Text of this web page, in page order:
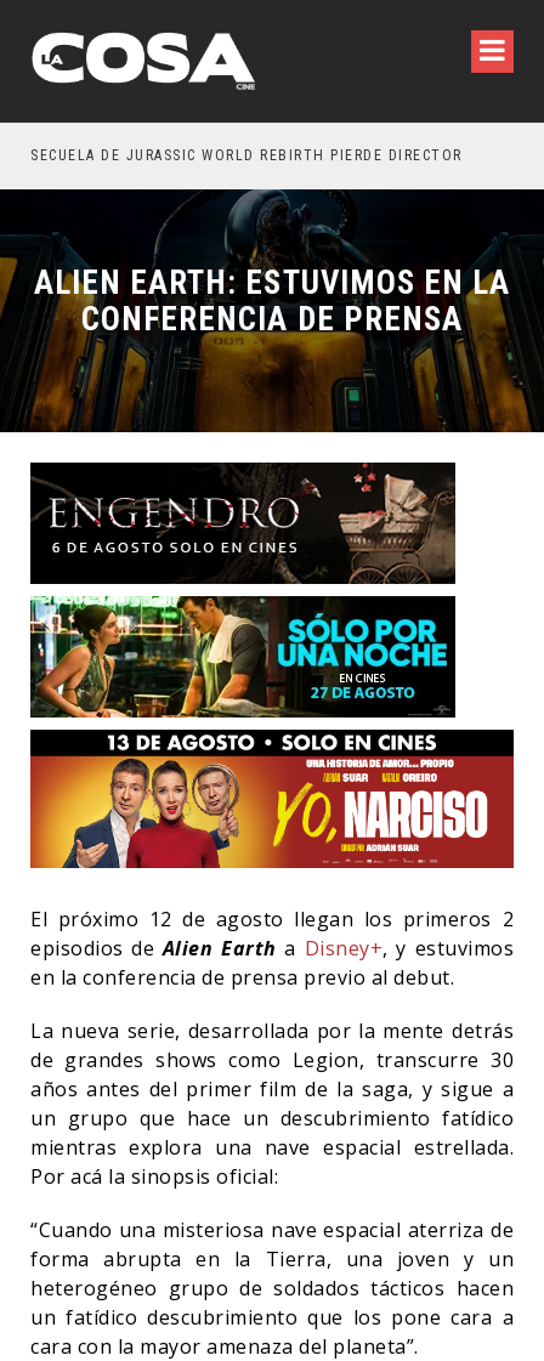
SECUELA DE JURASSIC WORLD REBIRTH PIERDE DIRECTOR
ALIEN EARTH: ESTUVIMOS EN LA
CONFERENCIA DE PRENSA
El próximo 12 de agosto llegan los primeros 2
episodios deAlien Earth a Disney+, y estuvimos
en la conferencia de prensa previo al debut.
La nueva serie, desarrollada por la mente detrás
de grandes shows como Legion, transcurre 30
años antes del primer film de la saga, y sigue a
un grupo que hace un descubrimiento fatídico
mientras explora una nave espacial estrellada.
Por acá la sinopsis oficial:
“Cuando una misteriosa nave espacial aterriza de
forma abrupta en la Tierra, una joven y un
heterogéneo grupo de soldados tácticos hacen
un fatídico descubrimiento que los pone cara a
cara con la mayor amenaza del planeta”.